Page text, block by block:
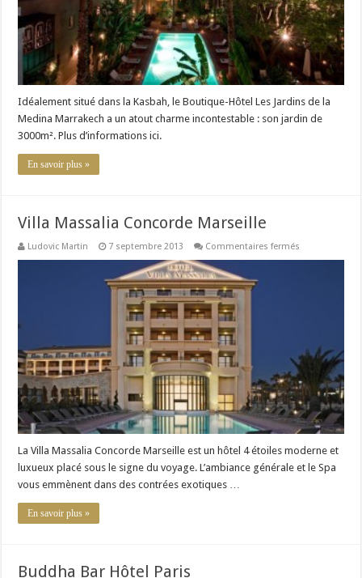
Idéalement situé dans la Kasbah, le Boutique-Hôtel Les Jardins de la
Medina Marrakech a un atout charme incontestable : son jardin de
3000m². Plus d’informations ici.
En savoir plus »
Villa Massalia Concorde Marseille
Ludovic Martin 7 septembre 2013 Commentaires fermés
La Villa Massalia Concorde Marseille est un hôtel 4 étoiles moderne et
luxueux placé sous le signe du voyage. L’ambiance générale et le Spa
vous emmènent dans des contrées exotiques …
En savoir plus »
Buddha Bar Hôtel Paris